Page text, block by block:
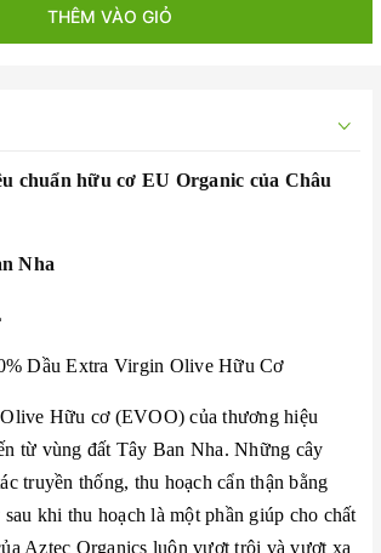
THÊM VÀO GIỎ
chuẩn hữu cơ EU Organic của Châu
Nha
Dầu Extra Virgin Olive Hữu Cơ
Hữu cơ (EVOO) của thương hiệu
từ vùng đất Tây Ban Nha. Những cây
truyền thống, thu hoạch cẩn thận bằng
khi thu hoạch là một phần giúp cho chất
Aztec Organics luôn vượt trội và vượt xa